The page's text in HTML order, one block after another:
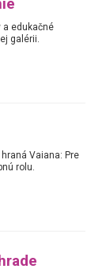
a edukačné
galérii.
Vaiana: Pre
rolu.